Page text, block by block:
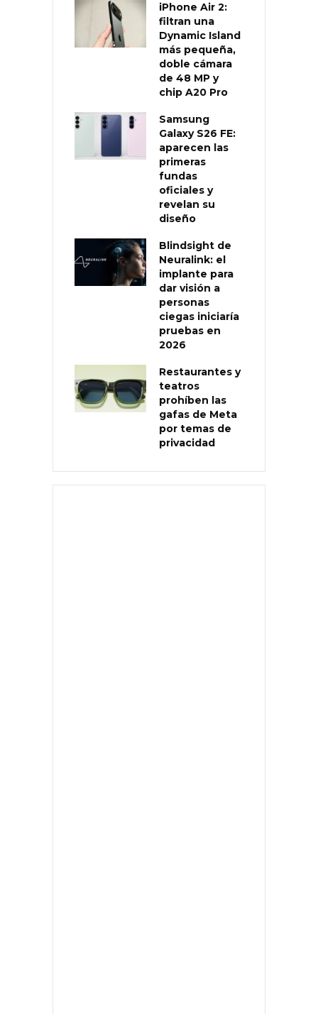
iPhone Air 2:
filtran una
Dynamic Island
más pequeña,
doble cámara
de 48 MP y
chip A20 Pro
Samsung
Galaxy S26 FE:
aparecen las
primeras
fundas
oficiales y
revelan su
diseño
Blindsight de
Neuralink: el
implante para
dar visión a
personas
ciegas iniciaría
pruebas en
2026
Restaurantes y
teatros
prohíben las
gafas de Meta
por temas de
privacidad